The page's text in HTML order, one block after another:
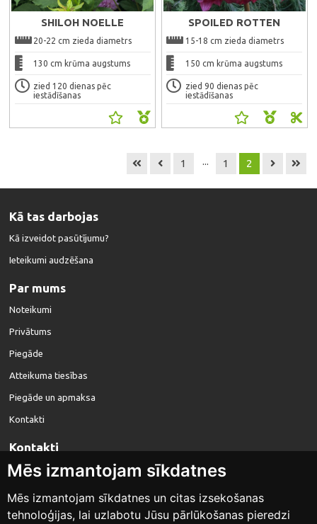
Mēs izmantojam sīkdatnes
Mēs izmantojam sīkdatnes un citas izsekošanas
tehnoloģijas, lai uzlabotu Jūsu pārlūkošanas pieredzi
SHILOH NOELLE
20-22 cm zieda diametrs
130 cm krūma augstums
zied 120 dienas pēc
iestādīšanas
SPOILED ROTTEN
15-18 cm zieda diametrs
150 cm krūma augstums
zied 90 dienas pēc
iestādīšanas
1 ... 1 2
Kā tas darbojas
Kā izveidot pasūtījumu?
Ieteikumi audzēšana
Par mums
Noteikumi
Privātums
Piegāde
Atteikuma tiesības
Piegāde un apmaksa
Kontakti
Kontakti
info@dahliatubers.eu